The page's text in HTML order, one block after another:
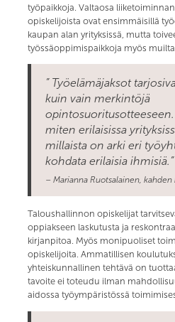
työpaikkoja. Valtaosa
opiskelijoista ovat ensimmäisillä
kaupan alan yrityksissä, mutta
työssäoppimispaikkoja myös
” Työelämäjaksot
kuin vain merkintöjä
miten erilaisissa
millaista on arki eri
kohdata erilaisia ihmisiä.”
– Marianna Ruotsalainen,
Taloushallinnon opiskelijat
oppiakseen laskutusta ja
kirjanpitoa. Myös monipuoliset
opiskelijoita. Ammatillisen
yhteiskunnallinen tehtävä on
tavoite ei toteudu ilman
aidossa työympäristössä